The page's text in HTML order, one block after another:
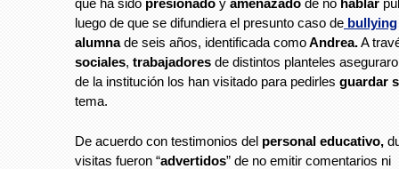
que ha sido presionado y amenazado de no hablar
luego de que se difundiera el presunto caso de bullying
alumnade seis años, identificada comoAndrea.A
sociales, trabajadores de distintos planteles
de la institución los han visitado para pedirles guardar
tema.
De acuerdo con testimonios del personal educativo,
visitas fueron “advertidos” de no emitir comentarios ni